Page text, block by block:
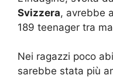
Svizzera, avrebbe
189 teenager tra
Nei ragazzi poco
sarebbe stata più